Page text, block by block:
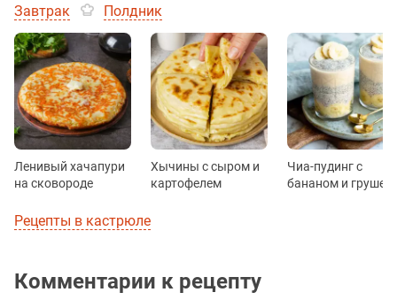
Завтрак Полдник
Ленивый хачапури
на сковороде
Хычины с сыром и
картофелем
Чиа-пудинг с
бананом и грушей
Рецепты в кастрюле
Комментарии к рецепту